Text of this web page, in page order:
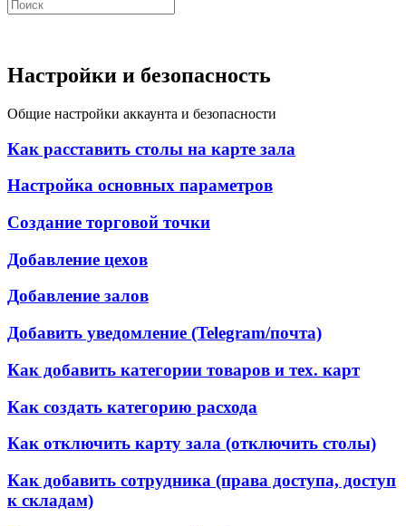
Настройки и безопасность
Общие настройки аккаунта и безопасности
Как расставить столы на карте зала
Настройка основных параметров
Создание торговой точки
Добавление цехов
Добавление залов
Добавить уведомление (Telegram/почта)
Как добавить категории товаров и тех. карт
Как создать категорию расхода
Как отключить карту зала (отключить столы)
Как добавить сотрудника (права доступа, доступ
к складам)